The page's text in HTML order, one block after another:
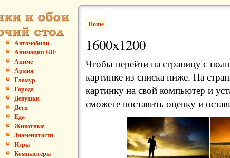
Автомобили
Анимация GIF
Аниме
Армия
Гламур
Города
Девушки
Дети
Еда
Животные
Знаменитости
Игры
Компьютеры
Home
1600x1200
Чтобы перейти на страницу с
картинке из списка ниже. На
картинку на свой компьютер и
сможете поставить оценку и